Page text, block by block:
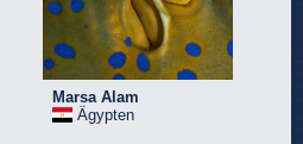
Marsa Alam
Ägypten